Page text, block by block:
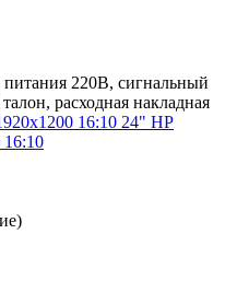
220В, сигнальный
расходная накладная
24" HP
16:10